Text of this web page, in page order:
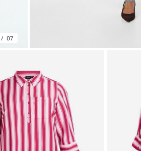
07